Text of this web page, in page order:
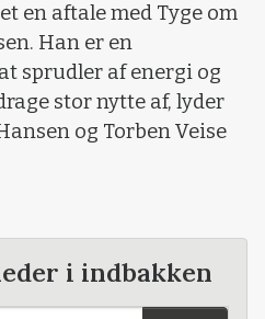
en aftale med Tyge om
Han er en
sprudler af energi og
stor nytte af, lyder
og Torben Veise
i indbakken